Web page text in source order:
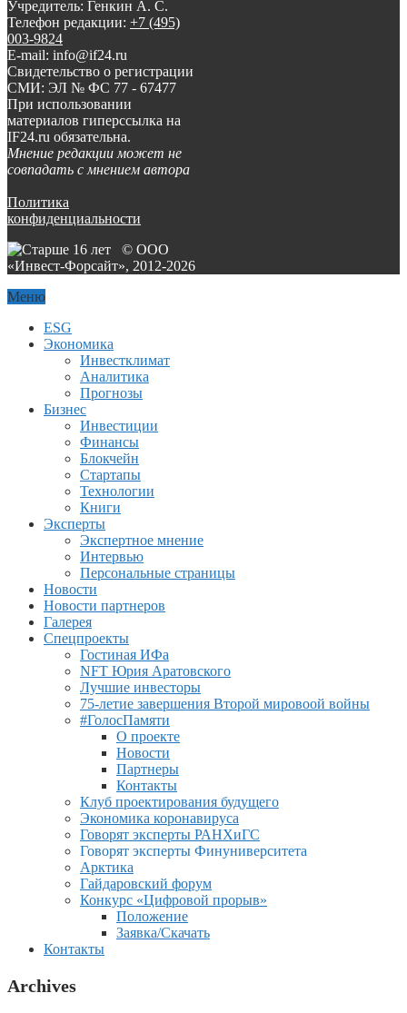
Учредитель: Генкин А. С.
Телефон редакции: +7 (495)
003-9824
E-mail: info@if24.ru
Свидетельство о регистрации
СМИ: ЭЛ № ФС 77 - 67477
При использовании
материалов гиперссылка на
IF24.ru обязательна.
Мнение редакции может не
совпадать с мнением автора
Политика
конфиденциальности
© ООО
«Инвест-Форсайт», 2012-2026
Меню
ESG
Экономика
Инвестклимат
Аналитика
Прогнозы
Бизнес
Инвестиции
Финансы
Блокчейн
Стартапы
Технологии
Книги
Эксперты
Экспертное мнение
Интервью
Персональные страницы
Новости
Новости партнеров
Галерея
Спецпроекты
Гостиная ИФа
NFT Юрия Аратовского
Лучшие инвесторы
75-летие завершения Второй мировоой войны
#ГолосПамяти
О проекте
Новости
Партнеры
Контакты
Клуб проектирования будущего
Экономика коронавируса
Говорят эксперты РАНХиГС
Говорят эксперты Финуниверситета
Арктика
Гайдаровский форум
Конкурс «Цифровой прорыв»
Положение
Заявка/Скачать
Контакты
Archives